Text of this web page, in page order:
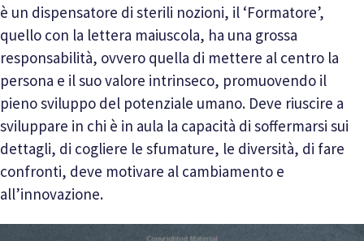
è un dispensatore di sterili nozioni, il ‘Formatore’,
quello con la lettera maiuscola, ha una grossa
responsabilità, ovvero quella di mettere al centro la
persona e il suo valore intrinseco, promuovendo il
pieno sviluppo del potenziale umano. Deve riuscire a
sviluppare in chi è in aula la capacità di soffermarsi sui
dettagli, di cogliere le sfumature, le diversità, di fare
confronti, deve motivare al cambiamento e
all’innovazione.